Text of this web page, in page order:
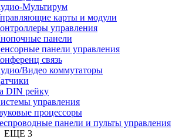
Мультирум
карты и модули
управления
панели
панели управления
связь
Видео коммутаторы
DIN рейку
управления
процессоры
панели и пульты управления
ЕЩЕ 3